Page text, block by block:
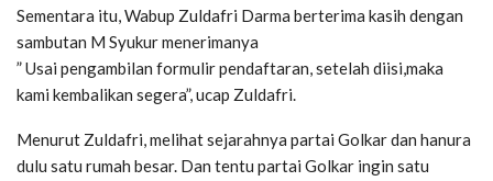
Sementara itu, Wabup Zuldafri Darma berterima kasih dengan
sambutan M Syukur menerimanya
” Usai pengambilan formulir pendaftaran, setelah diisi,maka
kami kembalikan segera”, ucap Zuldafri.
Menurut Zuldafri, melihat sejarahnya partai Golkar dan hanura
dulu satu rumah besar. Dan tentu partai Golkar ingin satu